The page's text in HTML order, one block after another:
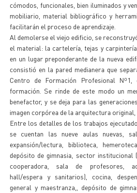
cómodos, funcionales, bien iluminados y
mobiliario, material bibliográfico y
facilitarán el proceso de aprendizaje.
Al demolerse el viejo edificio, se
el material: la cartelería, tejas y
en un lugar preponderante de la nueva
consistió en la pared medianera que
Centro de Formación Profesional
formación. Se rinde de este modo un
benefactor, y se deja para las
imagen corpórea de la arquitectura original,
Entre los detalles de los trabajos
se cuentan las nueve aulas nuevas,
expansión/lectura, biblioteca,
depósito de gimnasia, sector institucional
cooperadora, sala de profesores,
hall/espera y sanitarios), cocina,
general y maestranza,, depósito de